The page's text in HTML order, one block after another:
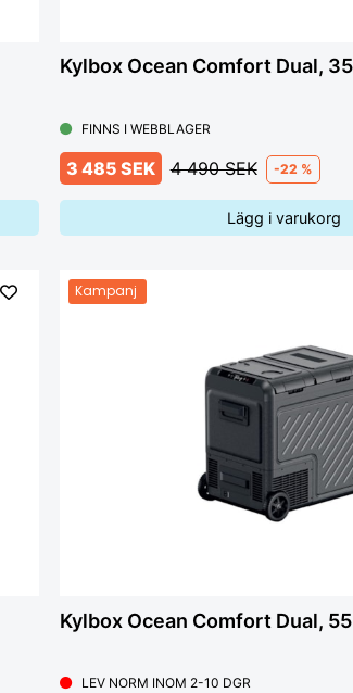
Kylbox Ocean Comfort Dual,
FINNS I WEBBLAGER
3 485 SEK 4 490 SEK -22 %
Lägg i varukorg
Kampanj
Kylbox
LEV NORM INOM 2-10 DGR